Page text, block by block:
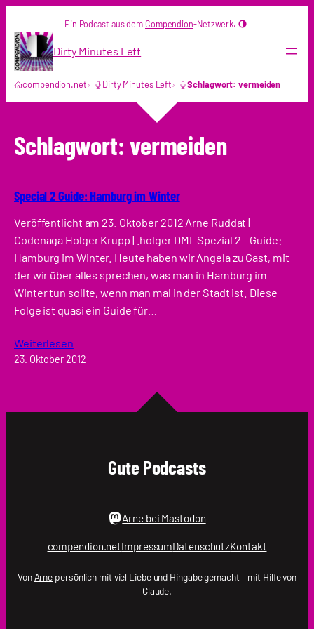
Inhalt
springen
Ein Podcast aus dem Compendion-Netzwerk.
Dirty Minutes Left
compendion.net Dirty Minutes Left Schlagwort: vermeiden
Schlagwort: vermeiden
Special 2 Guide: Hamburg im Winter
Veröffentlicht am 23. Oktober 2012 Arne Ruddat |
Codenaga Holger Krupp | .holger DML Spezial 2 – Guide:
Hamburg im Winter. Heute haben wir Angela zu Gast, mit
der wir über alles sprechen, was man in Hamburg im
Winter tun sollte, wenn man mal in der Stadt ist. Diese
Folge ist quasi ein Guide für…
Weiterlesen
23. Oktober 2012
Gute Podcasts
Arne bei Mastodon
compendion.netImpressumDatenschutzKontakt
VonArne persönlich mit viel Liebe und Hingabe gemacht – mit Hilfe von
Claude.